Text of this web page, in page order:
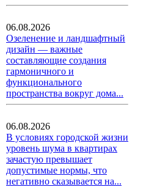
06.08.2026
Озеленение и ландшафтный
дизайн — важные
составляющие создания
гармоничного и
функционального
пространства вокруг дома...
06.08.2026
В условиях городской жизни
уровень шума в квартирах
зачастую превышает
допустимые нормы, что
негативно сказывается на...